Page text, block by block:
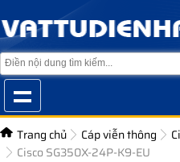
Trang chủ Cáp viễn thông
Cisco SG350X-24P-K9-EU